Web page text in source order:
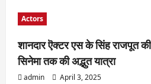
हैं
शान
से
!
इस
राजनीतिक
वेब
सीरीज
का
Actors
शानदार ऎक्टर एस के सिंह राजपूत
सिनेमा तक की अद्भुत यात्रा
admin April 3, 2025